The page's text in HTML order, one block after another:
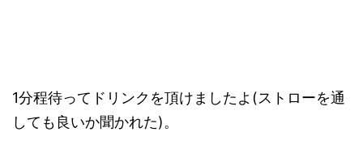
1分程待ってドリンクを頂けましたよ(ストローを通
しても良いか聞かれた)。